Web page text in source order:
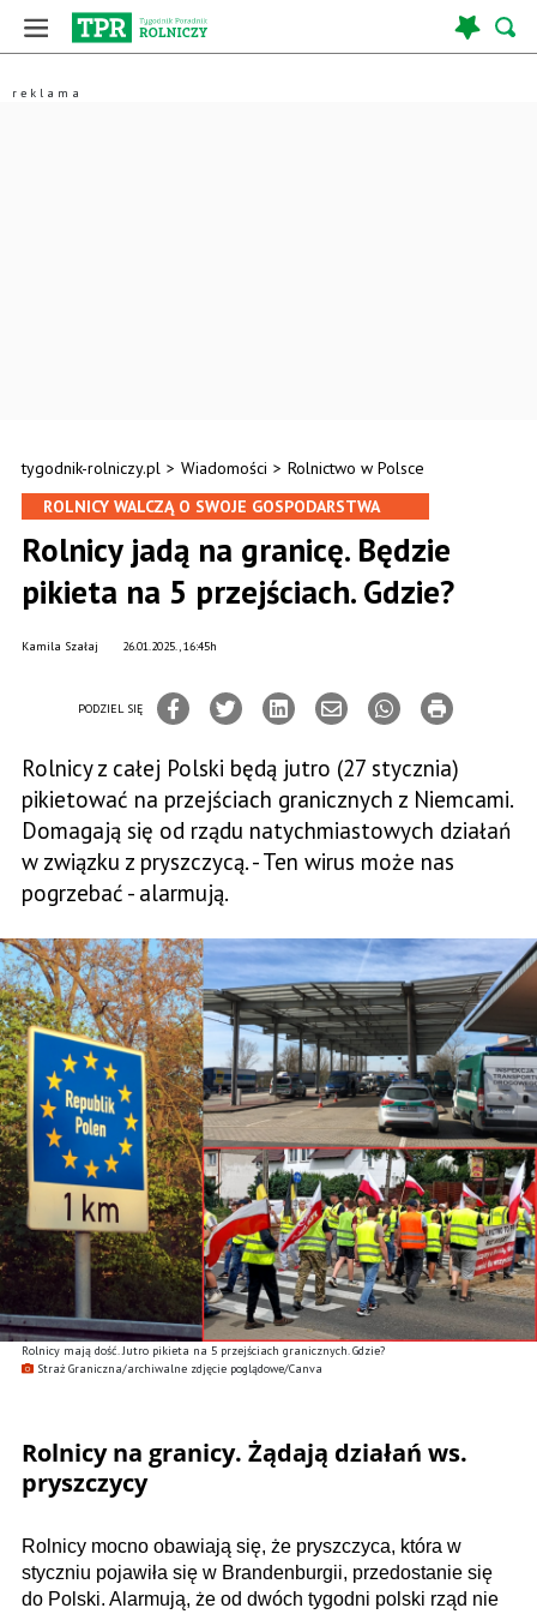
tygodnik-rolniczy.pl > Wiadomości > Rolnictwo w Polsce
Rolnicy mają dość. Jutro pikieta na 5 przejściach granicznych. Gdzie?
Straż Graniczna/archiwalne zdjęcie poglądowe/Canva
ROLNICY WALCZĄ O SWOJE GOSPODARSTWA
Rolnicy jadą na granicę. Będzie
pikieta na 5 przejściach. Gdzie?
26.01.2025., 16:45h
Kamila Szałaj
PODZIEL SIĘ
Rolnicy z całej Polski będą jutro (27 stycznia)
pikietować na przejściach granicznych z Niemcami.
Domagają się od rządu natychmiastowych działań
w związku z pryszczycą. - Ten wirus może nas
pogrzebać - alarmują.
Rolnicy na granicy. Żądają działań ws.
pryszczycy
Rolnicy mocno obawiają się, że pryszczyca, która w
styczniu pojawiła się w Brandenburgii, przedostanie się
do Polski. Alarmują, że od dwóch tygodni polski rząd nie